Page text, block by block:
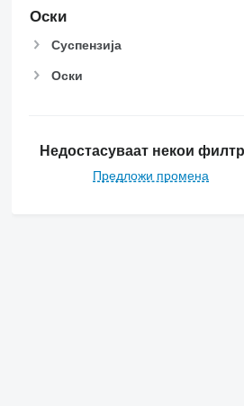
Оски
Суспензија
Оски
Недостасуваат некои
Предложи промена